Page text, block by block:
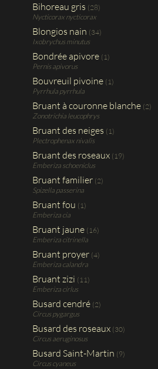
Bihoreau gris (28)
Nycticorax nycticorax
Blongios nain (34)
Ixobrychus minutus
Bondrée apivore (1)
Pernis apivorus
Bouvreuil pivoine (1)
Pyrrhula pyrrhula
Bruant à couronne blanche (2)
Zonotrichia leucophrys
Bruant des neiges (1)
Plectrophenax nivalis
Bruant des roseaux (19)
Emberiza schoeniclus
Bruant familier (2)
Spizella passerina
Bruant fou (1)
Emberiza cia
Bruant jaune (16)
Emberiza citrinella
Bruant proyer (4)
Emberiza calandra
Bruant zizi (11)
Emberiza cirlus
Busard cendré (2)
Circus pygargus
Busard des roseaux (30)
Circus aeruginosus
Busard Saint-Martin (9)
Circus cyaneus